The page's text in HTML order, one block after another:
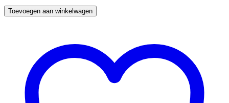
Toevoegen aan winkelwagen